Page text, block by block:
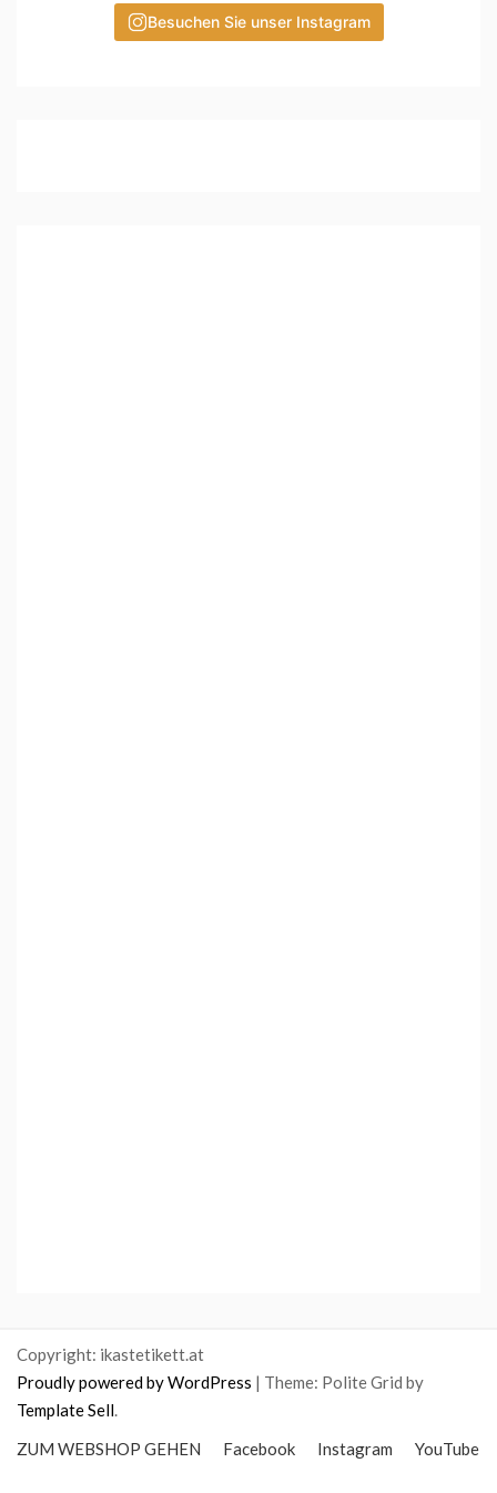
Besuchen Sie unser Instagram
Copyright: ikastetikett.at
Proudly powered by WordPress | Theme: Polite Grid by
Template Sell.
ZUM WEBSHOP GEHEN
Facebook Instagram YouTube